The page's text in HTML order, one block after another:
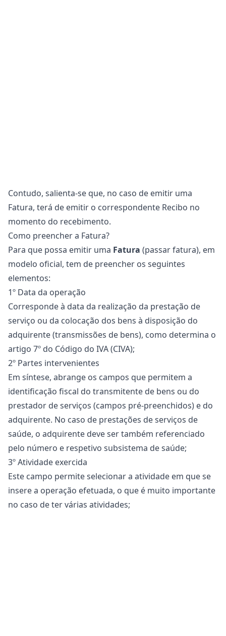
Contudo, salienta-se que, no caso de emitir uma
Fatura, terá de emitir o correspondente Recibo no
momento do recebimento.
Como preencher a Fatura?
Para que possa emitir uma Fatura (passar fatura), em
modelo oficial, tem de preencher os seguintes
elementos:
1º Data da operação
Corresponde à data da realização da prestação de
serviço ou da colocação dos bens à disposição do
adquirente (transmissões de bens), como determina o
artigo 7º do Código do IVA (CIVA);
2º Partes intervenientes
Em síntese, abrange os campos que permitem a
identificação fiscal do transmitente de bens ou do
prestador de serviços (campos pré-preenchidos) e do
adquirente. No caso de prestações de serviços de
saúde, o adquirente deve ser também referenciado
pelo número e respetivo subsistema de saúde;
3º Atividade exercida
Este campo permite selecionar a atividade em que se
insere a operação efetuada, o que é muito importante
no caso de tervárias atividades;